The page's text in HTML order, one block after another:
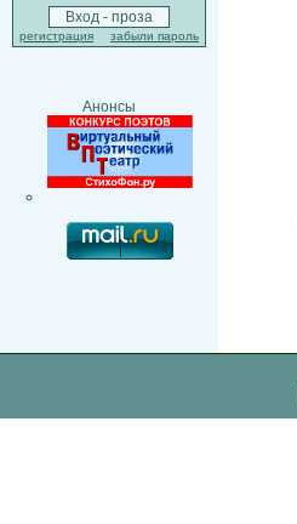
регистрация забыли пароль
Анонсы